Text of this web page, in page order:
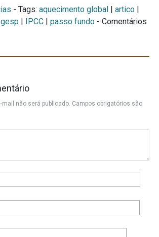
- Tags: aquecimento global artico
gesp IPCC passo fundo- Comentários
mail não será publicado. Campos obrigatórios são